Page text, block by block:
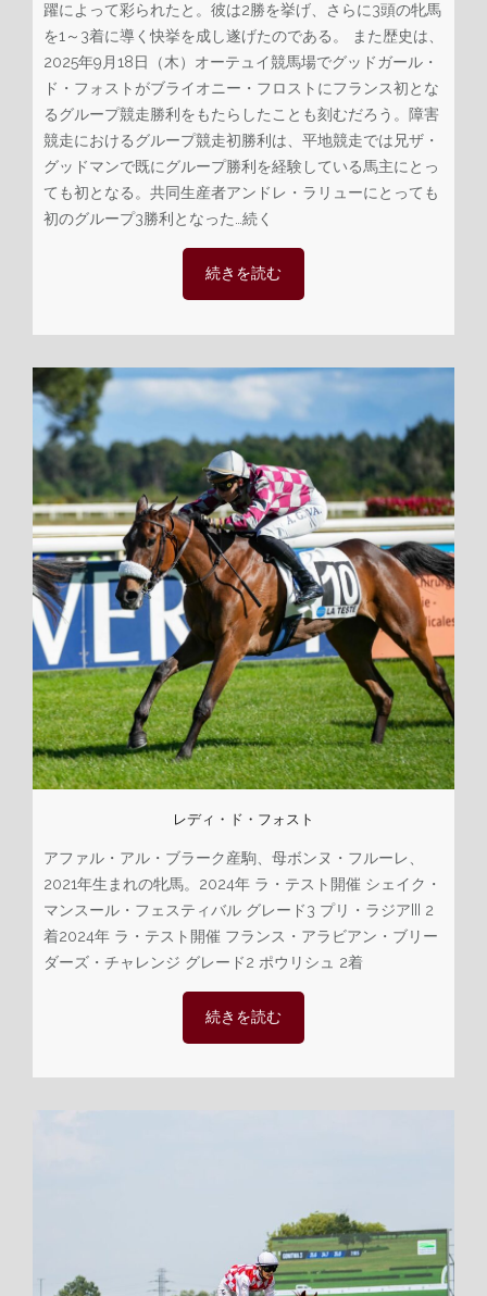
お問い合わせ
躍によって彩られたと。彼は2勝を挙げ、さらに3頭の牝馬
を1～3着に導く快挙を成し遂げたのである。 また歴史は、
2025年9月18日（木）オーテュイ競馬場でグッドガール・
ド・フォストがブライオニー・フロストにフランス初とな
るグループ競走勝利をもたらしたことも刻むだろう。障害
競走におけるグループ競走初勝利は、平地競走では兄ザ・
グッドマンで既にグループ勝利を経験している馬主にとっ
ても初となる。共同生産者アンドレ・ラリューにとっても
初のグループ3勝利 となった…続く
続きを読む
レディ・ド・フォスト
アファル・アル・ブラーク産駒、母ボンヌ・フルーレ、
2021年生まれの牝馬。2024年 ラ・テスト開催 シェイク・
マンスール・フェスティバル グレード3 プリ・ラジアIII 2
着2024年 ラ・テスト開催 フランス・アラビアン・ブリー
ダーズ・チャレンジ グレード2 ポウリシュ 2着
続きを読む